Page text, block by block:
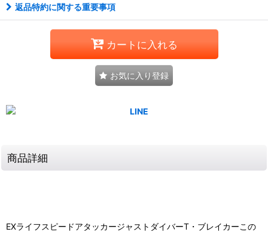
返品特約に関する重要事項
カートに入れる
お気に入り登録
商品詳細
EXライフスピードアタッカージャストダイバーT・ブレイカーこの